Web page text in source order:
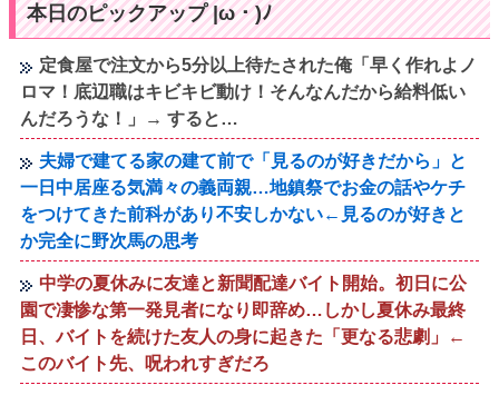
本日のピックアップ |ω・)ﾉ
定食屋で注文から5分以上待たされた俺「早く作れよノ
ロマ！底辺職はキビキビ動け！そんなんだから給料低い
んだろうな！」→ すると…
夫婦で建てる家の建て前で「見るのが好きだから」と
一日中居座る気満々の義両親…地鎮祭でお金の話やケチ
をつけてきた前科があり不安しかない←見るのが好きと
か完全に野次馬の思考
中学の夏休みに友達と新聞配達バイト開始。初日に公
園で凄惨な第一発見者になり即辞め…しかし夏休み最終
日、バイトを続けた友人の身に起きた「更なる悲劇」←
このバイト先、呪われすぎだろ